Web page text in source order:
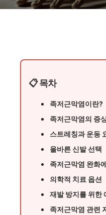
📋 목차
족저근막염이란?
족저근막염의 증
스트레칭과 운동
올바른 신발 선택
족저근막염 완화
의학적 치료 옵션
재발 방지를 위한
족저근막염 관련